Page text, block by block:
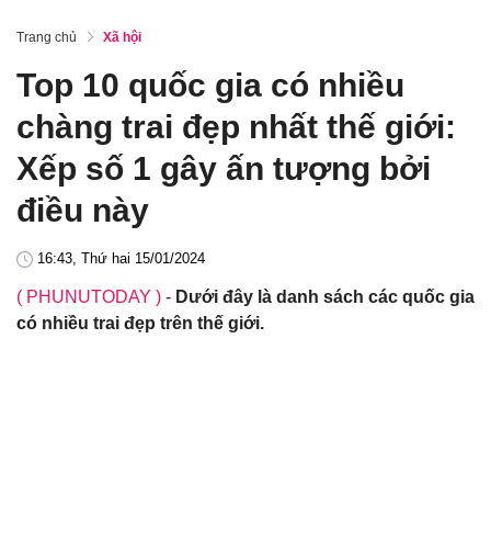
Trang chủ Xã hội
Top 10 quốc gia có nhiều
chàng trai đẹp nhất thế giới:
Xếp số 1 gây ấn tượng bởi
điều này
16:43, Thứ hai 15/01/2024
( PHUNUTODAY ) - Dưới đây là danh sách các quốc gia
có nhiều trai đẹp trên thế giới.